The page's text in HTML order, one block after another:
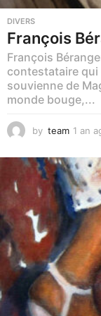
DIVERS
François
François
contestataire qui
souvienne de
monde bouge,...
by team 1 an